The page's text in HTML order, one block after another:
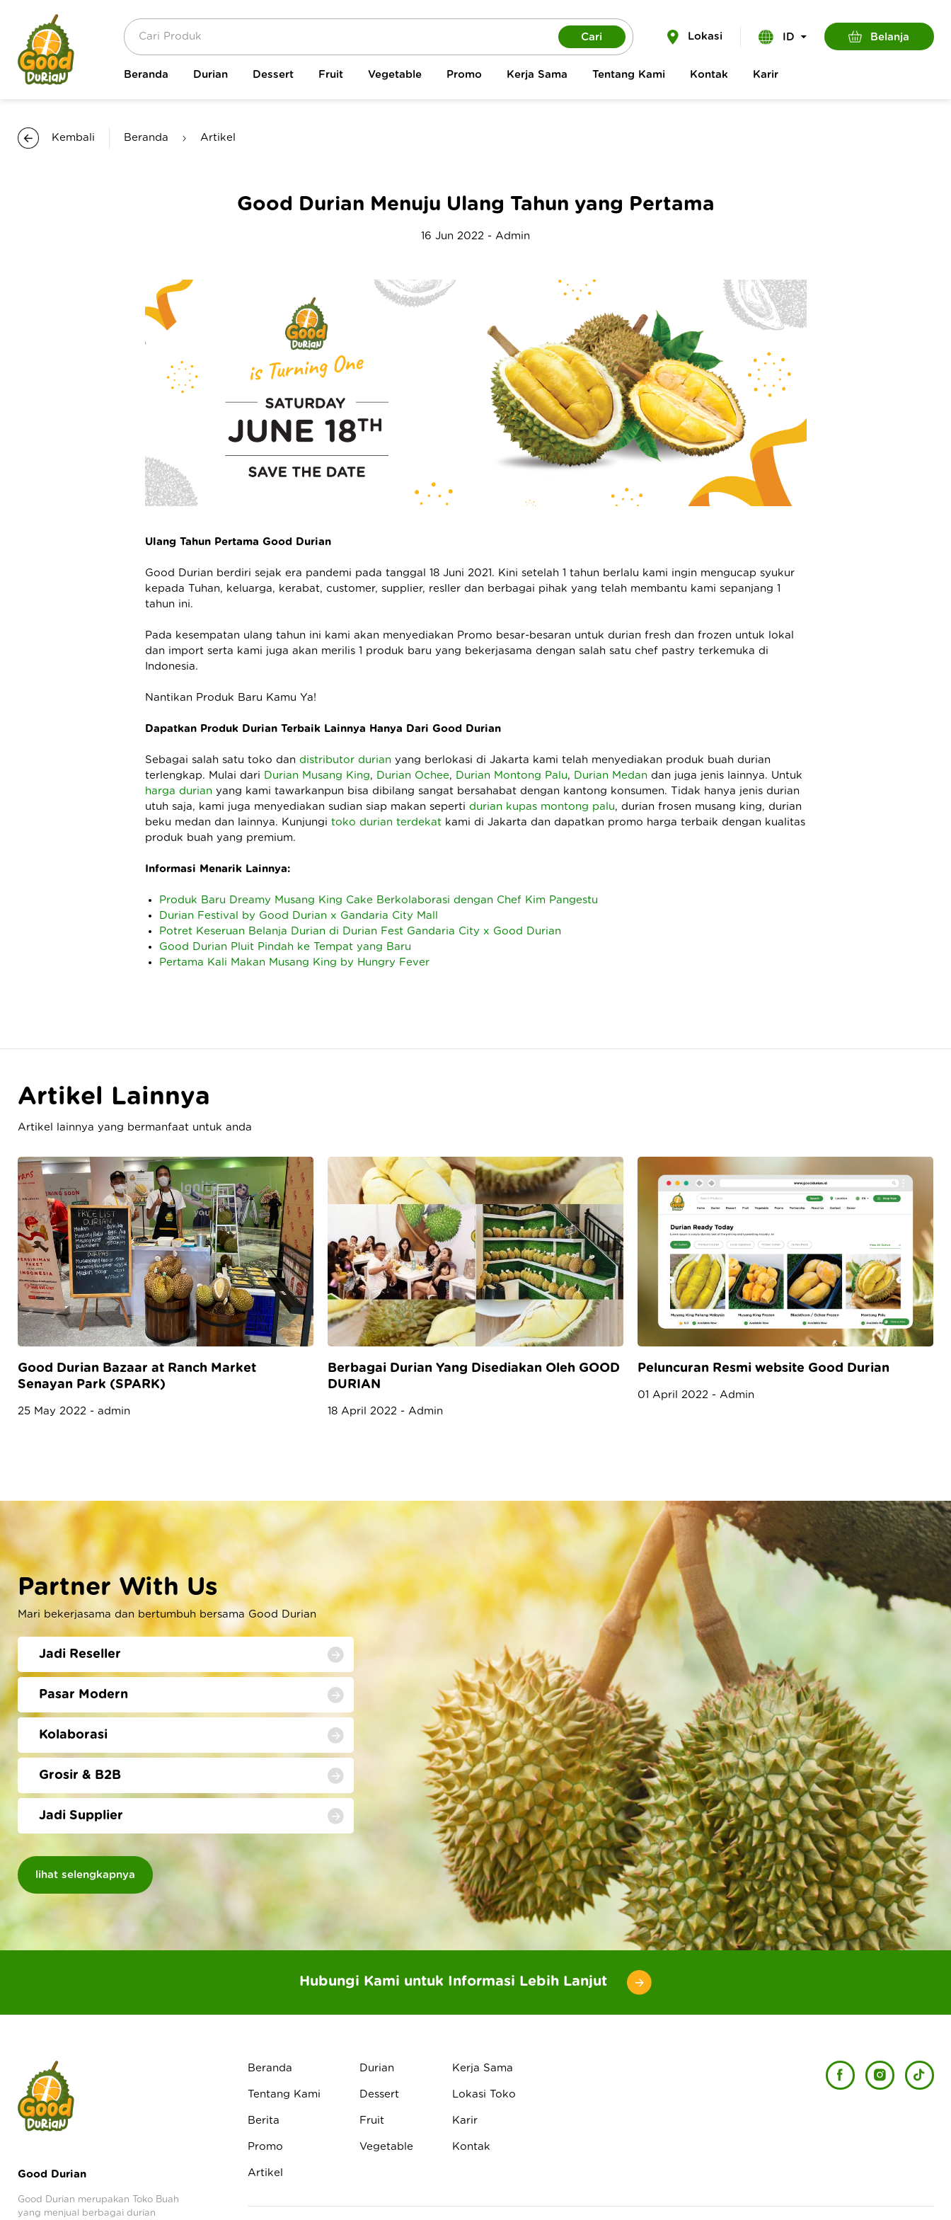
Cari Lokasi ID Belanja
Beranda Durian Dessert Fruit Vegetable Promo Kerja Sama Tentang Kami Kontak Karir
Kembali Beranda Artikel
Good Durian Menuju Ulang Tahun yang Pertama
16 Jun 2022 - Admin
Ulang Tahun Pertama Good Durian
Good Durian berdiri sejak era pandemi pada tanggal 18 Juni 2021. Kini setelah 1 tahun berlalu kami ingin mengucap syukur
kepada Tuhan, keluarga, kerabat, customer, supplier, resller dan berbagai pihak yang telah membantu kami sepanjang 1
tahun ini.
Pada kesempatan ulang tahun ini kami akan menyediakan Promo besar-besaran untuk durian fresh dan frozen untuk lokal
dan import serta kami juga akan merilis 1 produk baru yang bekerjasama dengan salah satu chef pastry terkemuka di
Indonesia.
Nantikan Produk Baru Kamu Ya!
Dapatkan Produk Durian Terbaik Lainnya Hanya Dari Good Durian
Sebagai salah satu toko dan distributor durian yang berlokasi di Jakarta kami telah menyediakan produk buah durian
terlengkap. Mulai dari Durian Musang King, Durian Ochee, Durian Montong Palu, Durian Medan dan juga jenis lainnya. Untuk
harga durian yang kami tawarkanpun bisa dibilang sangat bersahabat dengan kantong konsumen. Tidak hanya jenis durian
utuh saja, kami juga menyediakan sudian siap makan seperti durian kupas montong palu, durian frosen musang king, durian
beku medan dan lainnya. Kunjungi toko durian terdekatkami di Jakarta dan dapatkan promo harga terbaik dengan kualitas
produk buah yang premium.
Informasi Menarik Lainnya:
Produk Baru Dreamy Musang King Cake Berkolaborasi dengan Chef Kim Pangestu
Durian Festival by Good Durian x Gandaria City Mall
Potret Keseruan Belanja Durian di Durian Fest Gandaria City x Good Durian
Good Durian Pluit Pindah ke Tempat yang Baru
Pertama Kali Makan Musang King by Hungry Fever
Artikel Lainnya
Artikel lainnya yang bermanfaat untuk anda
Good Durian Bazaar at Ranch Market
Senayan Park (SPARK)
25 May 2022 - admin
Berbagai Durian Yang Disediakan Oleh GOOD
DURIAN
18 April 2022 - Admin
Peluncuran Resmi website Good Durian
01 April 2022 - Admin
Partner With Us
Mari bekerjasama dan bertumbuh bersama Good Durian
Jadi Reseller
Pasar Modern
Kolaborasi
Grosir & B2B
Jadi Supplier
Hubungi Kami untuk Informasi Lebih Lanjut
Good Durian
Good Durian merupakan Toko Buah
yang menjual berbagai durian
Beranda
Tentang Kami
Berita
Promo
Artikel
Durian
Dessert
Fruit
Vegetable
Kerja Sama
Lokasi Toko
Karir
Kontak